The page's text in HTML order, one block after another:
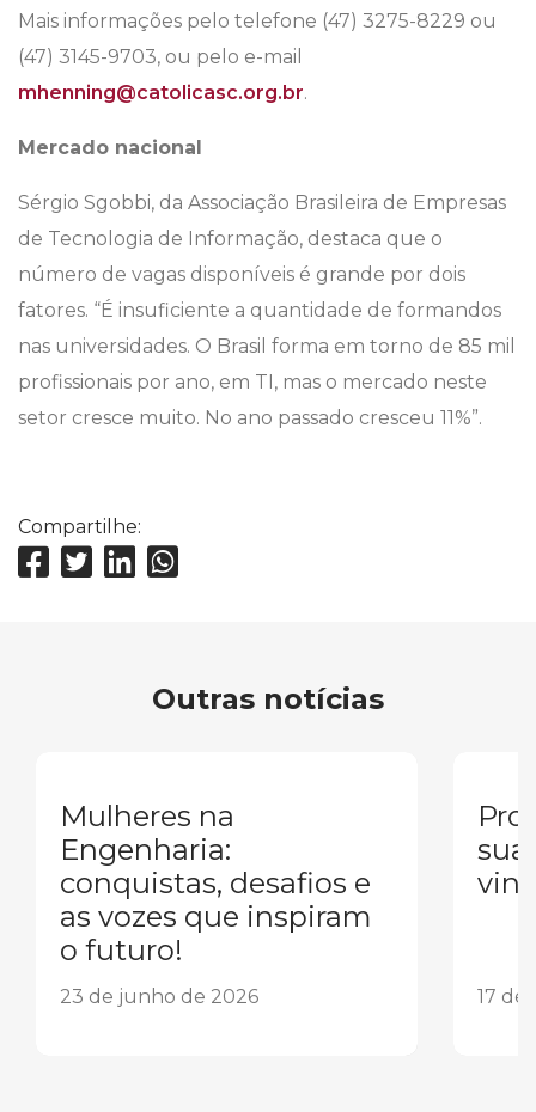
Mais informações pelo telefone (47) 3275-8229 ou
(47) 3145-9703, ou pelo e-mail
mhenning@catolicasc.org.br.
Mercado nacional
Sérgio Sgobbi, da Associação Brasileira de Empresas
de Tecnologia de Informação, destaca que o
número de vagas disponíveis é grande por dois
fatores. “É insuficiente a quantidade de formandos
nas universidades. O Brasil forma em torno de 85 mil
profissionais por ano, em TI, mas o mercado neste
setor cresce muito. No ano passado cresceu 11%”.
Compartilhe:
Outras notícias
Mulheres na
Engenharia:
conquistas, desafios e
as vozes que inspiram
o futuro!
23 de junho de 2026
sua
17 de